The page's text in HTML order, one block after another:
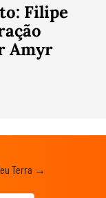
Filipe
Amyr
Terra →